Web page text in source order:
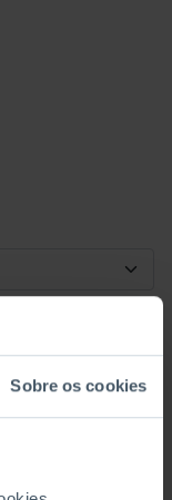
Sobre os cookies